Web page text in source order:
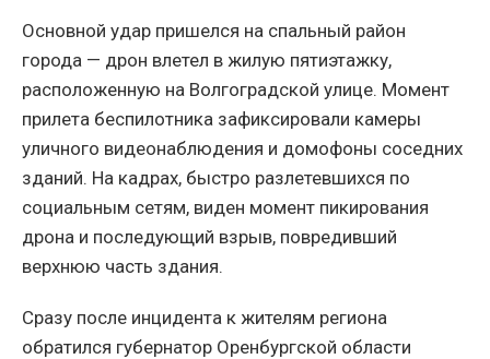
Основной удар пришелся на спальный район
города — дрон влетел в жилую пятиэтажку,
расположенную на Волгоградской улице. Момент
прилета беспилотника зафиксировали камеры
уличного видеонаблюдения и домофоны соседних
зданий. На кадрах, быстро разлетевшихся по
социальным сетям, виден момент пикирования
дрона и последующий взрыв, повредивший
верхнюю часть здания.
Сразу после инцидента к жителям региона
обратился губернатор Оренбургской области